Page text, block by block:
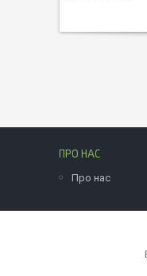
ПРО НАС
Про нас